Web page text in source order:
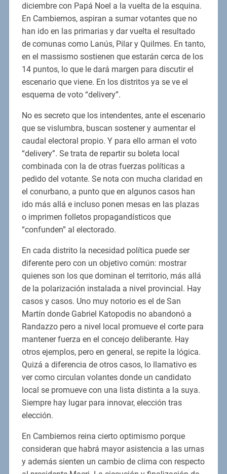
diciembre con Papá Noel a la vuelta de la esquina.
En Cambiemos, aspiran a sumar votantes que no
han ido en las primarias y dar vuelta el resultado
de comunas como Lanús, Pilar y Quilmes. En tanto,
en el massismo sostienen que estarán cerca de los
14 puntos, lo que le dará margen para discutir el
escenario que viene. En los distritos ya se ve el
esquema de voto “delivery”.
No es secreto que los intendentes, ante el escenario
que se vislumbra, buscan sostener y aumentar el
caudal electoral propio. Y para ello arman el voto
“delivery”. Se trata de repartir su boleta local
combinada con la de otras fuerzas políticas a
pedido del votante. Se nota con mucha claridad en
el conurbano, a punto que en algunos casos han
ido más allá e incluso ponen mesas en las plazas
o imprimen folletos propagandísticos que
“confunden” al electorado.
En cada distrito la necesidad política puede ser
diferente pero con un objetivo común: mostrar
quienes son los que dominan el territorio, más allá
de la polarización instalada a nivel provincial. Hay
casos y casos. Uno muy notorio es el de San
Martín donde Gabriel Katopodis no abandonó a
Randazzo pero a nivel local promueve el corte para
mantener fuerza en el concejo deliberante. Hay
otros ejemplos, pero en general, se repite la lógica.
Quizá a diferencia de otros casos, lo llamativo es
ver como circulan volantes donde un candidato
local se promueve con una lista distinta a la suya.
Siempre hay lugar para innovar, elección tras
elección.
En Cambiemos reina cierto optimismo porque
consideran que habrá mayor asistencia a las urnas
y además sienten un cambio de clima con respecto